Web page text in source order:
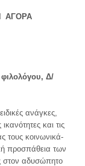
ΑΓΟΡΑ
Δ/
ανάγκες,
και τις
τους κοινωνικά-
προσπάθεια των
στον αδυσώπητο